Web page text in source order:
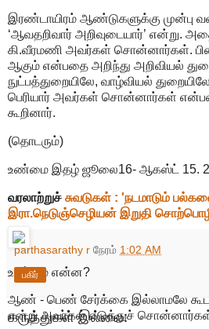
இரண்டாயிரம் ஆண்டுகளுக்கு முன்பு
‘ஆவதறிவார் அறிவுடையார்’ என்று.
கி.வீரமணி அவர்கள் சொன்னார்கள்.
ஆகும் என்பதை அறிந்து அறிவியல்
நுட்பத்துறையிலே, வாழ்வியல்
பெரியார் அவர்கள் சொன்னார்கள்
கூறினார்.
(தொடரும்)
உண்மை இதழ் ஜூலை16- ஆகஸ்ட் 15.
வரலாற்றுச் சுவடுகள் : 'நடமாடும்
இரா.நெடுஞ்செழியன் இறுதி
உண்மை என்ன?
ஆண் - பெண் சேர்க்கை இல்லாமலே கூட
என்று அவர்கள் எடுத்துச்
parthasarathy r நேரம் 1:02 AM
பகிர்
கருத்துகள் இல்லை: